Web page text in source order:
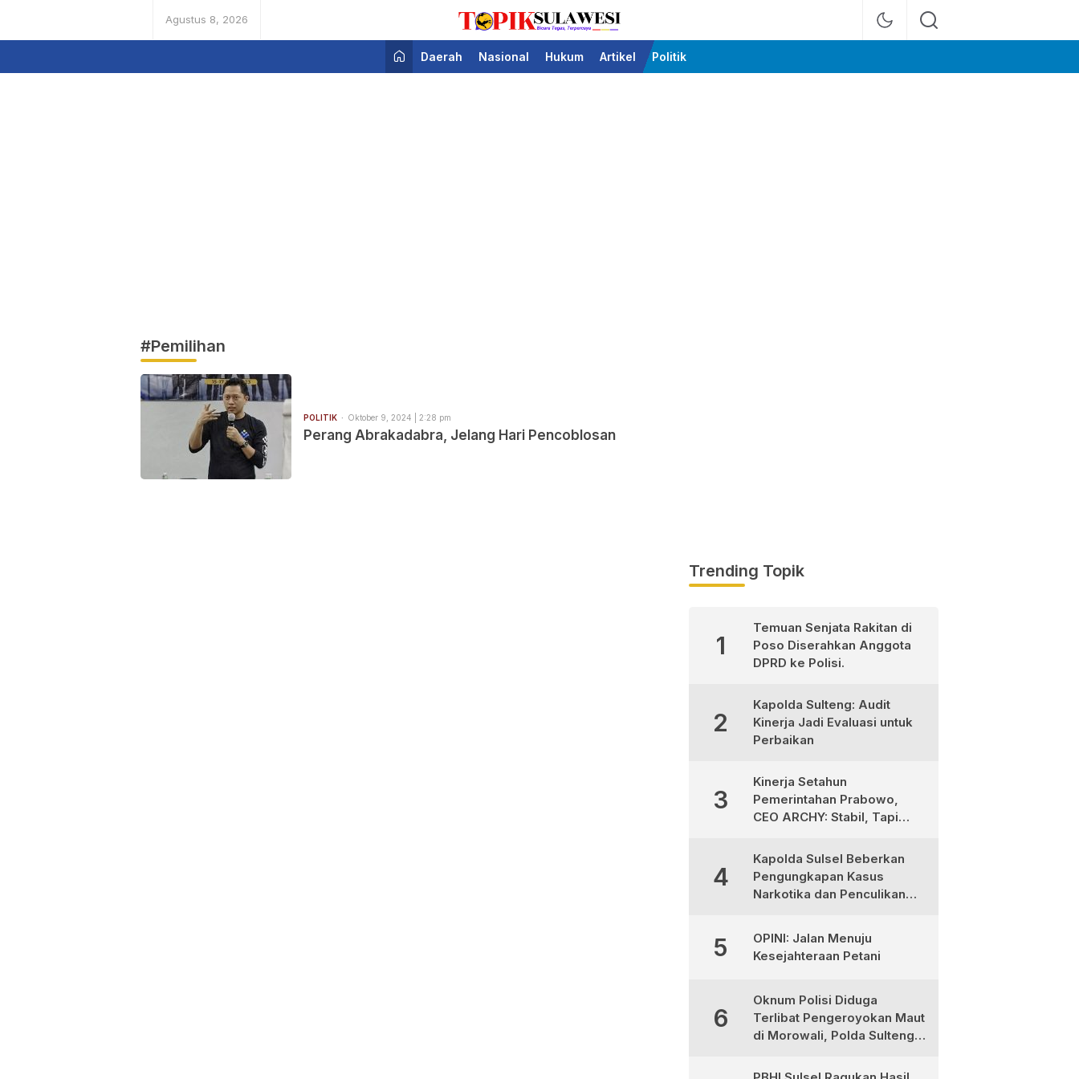
Agustus 8, 2026
Topik Sulawesi
Bicara Tegas Terpercaya
Daerah Nasional Hukum Artikel Politik
#Pemilihan
POLITIK Oktober 9, 2024 | 2:28 pm
Perang Abrakadabra, Jelang Hari Pencoblosan
Trending Topik
1
Temuan Senjata Rakitan di
Poso Diserahkan Anggota
DPRD ke Polisi.
2
Kapolda Sulteng: Audit
Kinerja Jadi Evaluasi untuk
Perbaikan
3
Kinerja Setahun
Pemerintahan Prabowo,
CEO ARCHY: Stabil, Tapi
4
Kapolda Sulsel Beberkan
Pengungkapan Kasus
Narkotika dan Penculikan
5
OPINI: Jalan Menuju
Kesejahteraan Petani
6
Oknum Polisi Diduga
Terlibat Pengeroyokan Maut
di Morowali, Polda Sulteng